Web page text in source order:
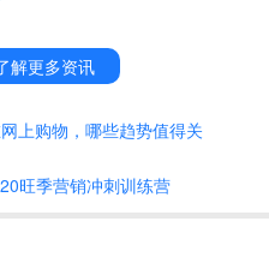
野心勃勃，不断拓展欧
波兰，并迅速展开市场，受
解更多资讯
上购物，哪些趋势值得关
旺季营销冲刺训练营